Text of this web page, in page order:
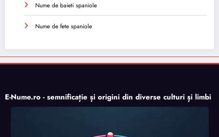
Nume de baieti spaniole
Nume de fete spaniole
E-Nume.ro - semnificație și origini din diverse culturi și limbi